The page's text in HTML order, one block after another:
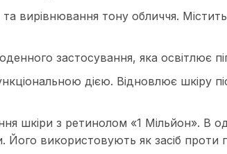
вирівнювання тону обличчя.
застосування, яка освітлює
дією. Відновлює шкіру
шкіри з ретинолом «1 Мільйон». В
використовують як засіб проти